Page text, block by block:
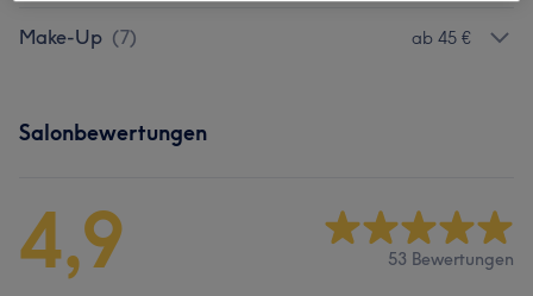
Make-Up (7) ab 45 €
Salonbewertungen
4,9 53 Bewertungen